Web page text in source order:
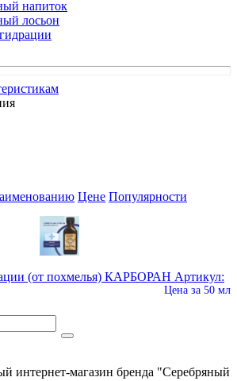
напиток
лосьон
Цене Популярности
(от похмелья) КАРБОРАН
Цена за 50 мл
Артикул:
интернет-магазин бренда "Серебряный